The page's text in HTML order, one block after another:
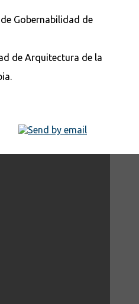
Gobernabilidad de
de Arquitectura de la